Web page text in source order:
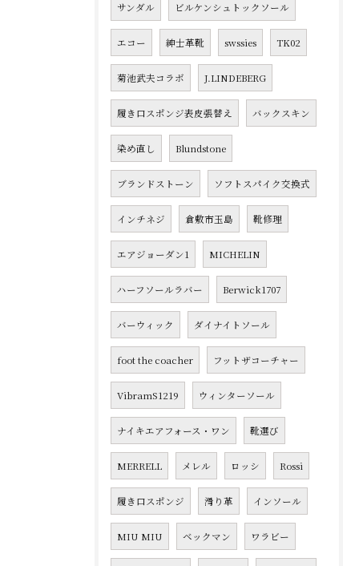
サンダル ビルケンシュトックソール
エコー 紳士革靴 swssies TK02
菊池武夫コラボ J.LINDEBERG
履き口スポンジ表皮張替え バックスキン
染め直し Blundstone
ブランドストーン ソフトスパイク交換式
インチネジ 倉敷市玉島 靴修理
エアジョーダン1 MICHELIN
ハーフソールラバー Berwick1707
バーウィック ダイナイトソール
foot the coacher フットザコーチャー
VibramS1219 ウィンターソール
ナイキエアフォース・ワン 靴選び
MERRELL メレル ロッシ Rossi
履き口スポンジ 滑り革 インソール
MIU MIU ベックマン ワラビー